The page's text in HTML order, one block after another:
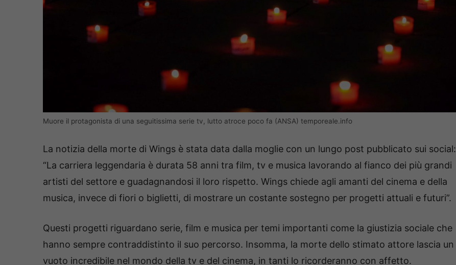
Muore il protagonista di una seguitissima serie tv, lutto atroce poco fa (ANSA) temporeale.info
La notizia della morte di Wings è stata data dalla moglie con un lungo post pubblicato sui social:
“La carriera leggendaria è durata 58 anni tra film, tv e musica lavorando al fianco dei più grandi
artisti del settore e guadagnandosi il loro rispetto. Wings chiede agli amanti del cinema e della
musica, invece di fiori o biglietti, di mostrare un costante sostegno per progetti attuali e futuri”.
Questi progetti riguardano serie, film e musica per temi importanti come la giustizia sociale che
hanno sempre contraddistinto il suo percorso. Insomma, la morte dello stimato attore lascia un
vuoto incredibile nel mondo della tv e del cinema, in tanti lo ricorderanno con affetto.